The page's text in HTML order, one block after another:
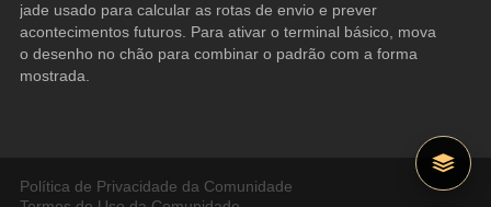
jade usado para calcular as rotas de envio e prever
acontecimentos futuros. Para ativar o terminal básico, mova
o desenho no chão para combinar o padrão com a forma
mostrada.
Política de Privacidade da Comunidade